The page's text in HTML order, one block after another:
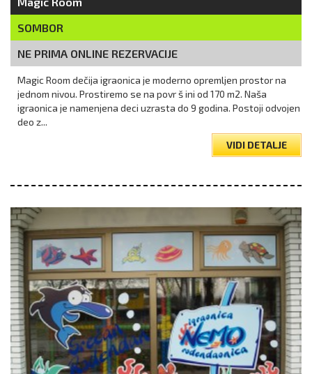
SOMBOR
NE PRIMA ONLINE REZERVACIJE
Magic Room dečija igraonica je moderno opremljen prostor na
jednom nivou. Prostiremo se na povr š ini od 170 m2. Naša
igraonica je namenjena deci uzrasta do 9 godina. Postoji odvojen
deo z...
VIDI DETALJE